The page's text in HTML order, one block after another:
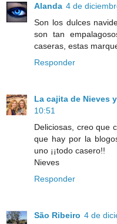
Alanda 4 de
Son los dulces
son tan
caseras, estas
Responder
La cajita de Nieves
10:51
Deliciosas, creo que
que hay por la
uno ¡¡todo casero!!
Nieves
Responder
São Ribeiro 4 de